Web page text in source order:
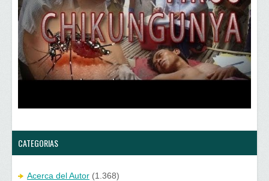
n
u
n
a
v
e
n
t
a
n
a
v
e
n
u
n
a
v
e
n
t
a
n
e
)
CATEGORIAS
Acerca del Autor (1.368)